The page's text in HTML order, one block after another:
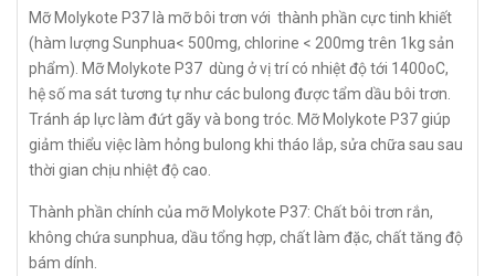
Mỡ Molykote P37 là mỡ bôi trơn với thành phần cực tinh khiết
(hàm lượng Sunphua< 500mg, chlorine < 200mg trên 1kg sản
phẩm). Mỡ Molykote P37 dùng ở vị trí có nhiệt độ tới 1400oC,
hệ số ma sát tương tự như các bulong được tẩm dầu bôi trơn.
Tránh áp lực làm đứt gãy và bong tróc. Mỡ Molykote P37 giúp
giảm thiểu việc làm hỏng bulong khi tháo lắp, sửa chữa sau sau
thời gian chịu nhiệt độ cao.
Thành phần chính của mỡ Molykote P37: Chất bôi trơn rắn,
không chứa sunphua, dầu tổng hợp, chất làm đặc, chất tăng độ
bám dính.